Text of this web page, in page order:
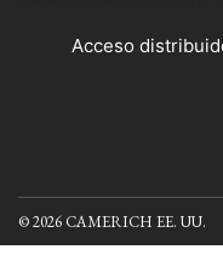
Acceso
© 2026 CAMERICH EE. UU.